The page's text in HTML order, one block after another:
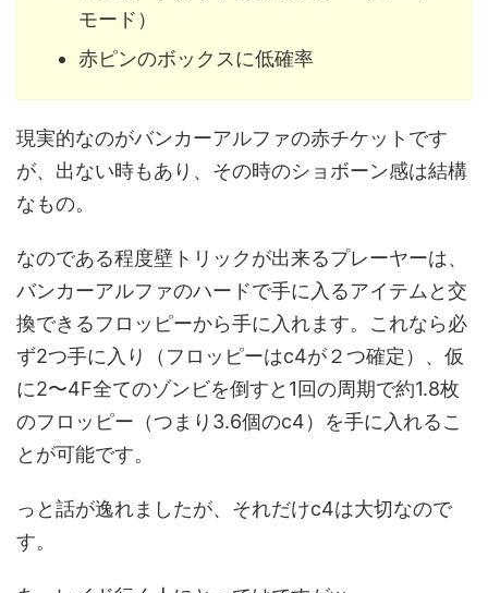
モード）
赤ピンのボックスに低確率
現実的なのがバンカーアルファの赤チケットです
が、出ない時もあり、その時のショボーン感は結構
なもの。
なのである程度壁トリックが出来るプレーヤーは、
バンカーアルファのハードで手に入るアイテムと交
換できるフロッピーから手に入れます。これなら必
ず2つ手に入り（フロッピーはc4が２つ確定）、仮
に2〜4F全てのゾンビを倒すと1回の周期で約1.8枚
のフロッピー（つまり3.6個のc4）を手に入れるこ
とが可能です。
っと話が逸れましたが、それだけc4は大切なので
す。